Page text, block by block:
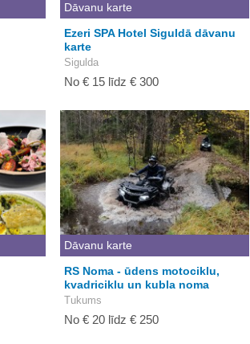
Dāvanu karte
Ezeri SPA Hotel Siguldā dāvanu
karte
Sigulda
No € 15 līdz € 300
Dāvanu karte
RS Noma - ūdens motociklu,
kvadriciklu un kubla noma
Tukums
No € 20 līdz € 250